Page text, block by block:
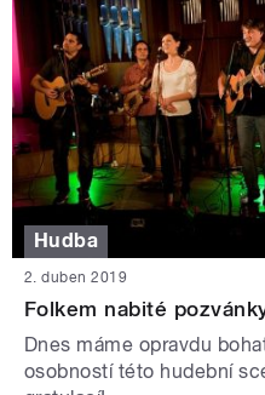
Hudba
2. duben 2019
Folkem nabité
Dnes máme opravdu
osobností této hudební